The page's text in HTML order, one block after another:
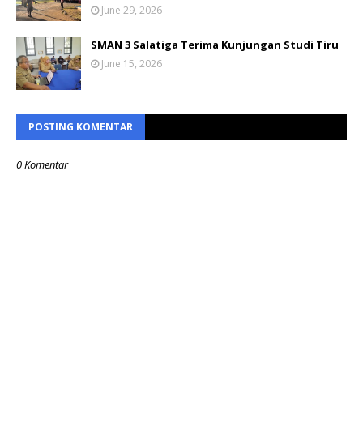
June 29, 2026
SMAN 3 Salatiga Terima Kunjungan Studi Tiru
June 15, 2026
POSTING KOMENTAR
0 Komentar